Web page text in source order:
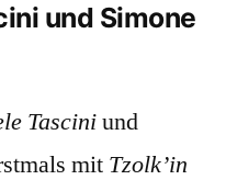
und Simone
Tasciniund
mit Tzolk’in